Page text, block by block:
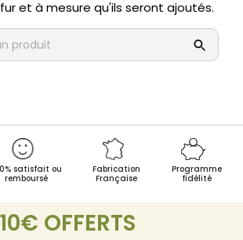
et à mesure qu'ils seront ajoutés.
satisfait ou
remboursé
Fabrication
Française
Programme
fidélité
10€ OFFERTS